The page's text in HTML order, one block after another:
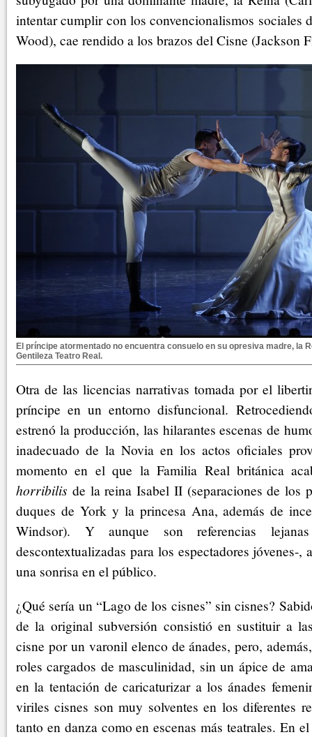
intentar cumplir con los convencionalismos sociales
Wood), cae rendido a los brazos del Cisne (Jackson
El príncipe atormentado no encuentra consuelo en su opresiva madre, la
Gentileza Teatro Real.
Otra de las licencias narrativas tomada por el
príncipe en un entorno disfuncional.
estrenó la producción, las hilarantes escenas de
inadecuado de la Novia en los actos oficiales
momento en el que la Familia Real británica
horribilis de la reina Isabel II (separaciones de los
duques de York y la princesa Ana, además de
Windsor). Y aunque son referencias
descontextualizadas para los espectadores jóvenes-,
una sonrisa en el público.
¿Qué sería un “Lago de los cisnes” sin cisnes?
de la original subversión consistió en sustituir a
cisne por un varonil elenco de ánades, pero,
roles cargados de masculinidad, sin un ápice de
en la tentación de caricaturizar a los ánades
viriles cisnes son muy solventes en los diferentes
tanto en danza como en escenas más teatrales. En